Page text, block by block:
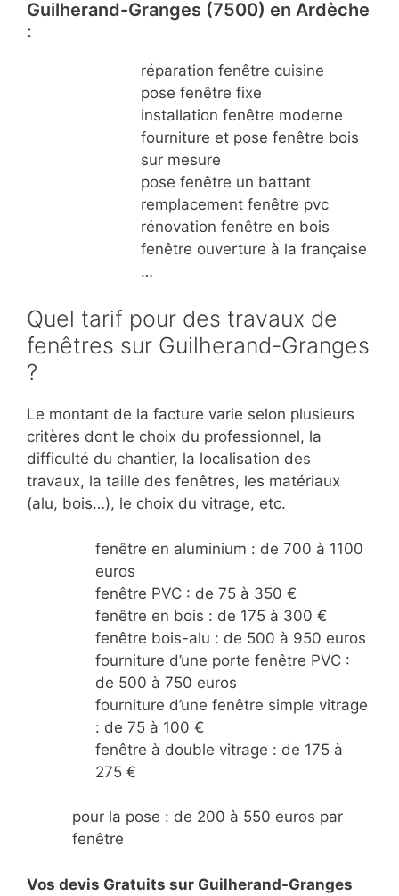
Guilherand-Granges (7500) en Ardèche
:
réparation fenêtre cuisine
pose fenêtre fixe
installation fenêtre moderne
fourniture et pose fenêtre bois
sur mesure
pose fenêtre un battant
remplacement fenêtre pvc
rénovation fenêtre en bois
fenêtre ouverture à la française
…
Quel tarif pour des travaux de
fenêtres sur Guilherand-Granges
?
Le montant de la facture varie selon plusieurs
critères dont le choix du professionnel, la
difficulté du chantier, la localisation des
travaux, la taille des fenêtres, les matériaux
(alu, bois…), le choix du vitrage, etc.
fenêtre en aluminium : de 700 à 1100
euros
fenêtre PVC : de 75 à 350 €
fenêtre en bois : de 175 à 300 €
fenêtre bois-alu : de 500 à 950 euros
fourniture d’une porte fenêtre PVC :
de 500 à 750 euros
fourniture d’une fenêtre simple vitrage
: de 75 à 100 €
fenêtre à double vitrage : de 175 à
275 €
pour la pose : de 200 à 550 euros par
fenêtre
Vos devis Gratuits sur Guilherand-Granges